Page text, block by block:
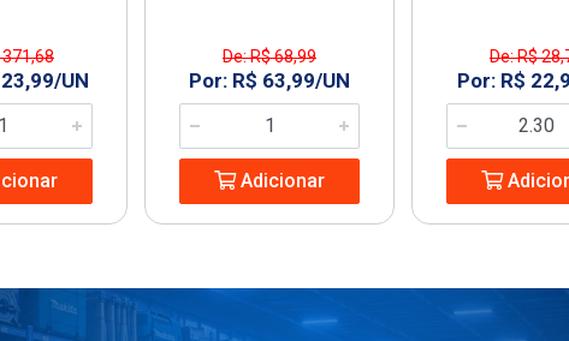
371,68
UN
De: R$ 68,99
Por: R$ 63,99/UN
Adicionar
De: R$
Por: R$